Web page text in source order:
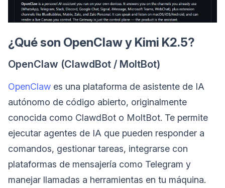
¿Qué son OpenClaw y Kimi K2.5?
OpenClaw (ClawdBot / MoltBot)
OpenClaw es una plataforma de asistente de IA
autónomo de código abierto, originalmente
conocida como ClawdBot o MoltBot. Te permite
ejecutar agentes de IA que pueden responder a
comandos, gestionar tareas, integrarse con
plataformas de mensajería como Telegram y
manejar llamadas a herramientas en tu máquina.